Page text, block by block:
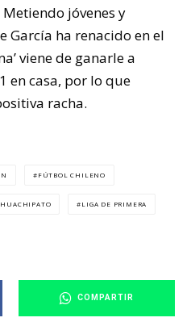
jóvenes y
García ha renacido en el
viene de ganarle a
en casa, por lo que
racha.
FÚTBOL CHILENO
HUACHIPATO LIGA DE PRIMERA
COMPARTIR